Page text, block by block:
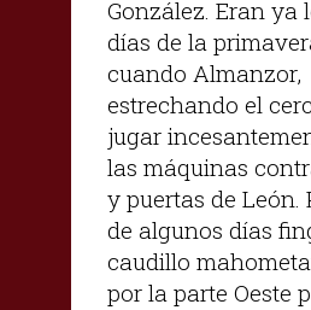
González. Eran ya
días de la
cuando Almanzor,
estrechando el
jugar
las máquinas
y puertas de León.
de algunos días
caudillo
por la parte Oeste